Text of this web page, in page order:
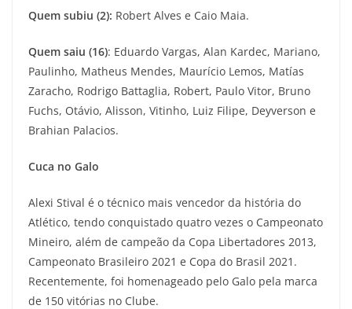
Quem subiu (2): Robert Alves e Caio Maia.
Quem saiu (16): Eduardo Vargas, Alan Kardec, Mariano,
Paulinho, Matheus Mendes, Maurício Lemos, Matías
Zaracho, Rodrigo Battaglia, Robert, Paulo Vitor, Bruno
Fuchs, Otávio, Alisson, Vitinho, Luiz Filipe, Deyverson e
Brahian Palacios.
Cuca no Galo
Alexi Stival é o técnico mais vencedor da história do
Atlético, tendo conquistado quatro vezes o Campeonato
Mineiro, além de campeão da Copa Libertadores 2013,
Campeonato Brasileiro 2021 e Copa do Brasil 2021.
Recentemente, foi homenageado pelo Galo pela marca
de 150 vitórias no Clube.